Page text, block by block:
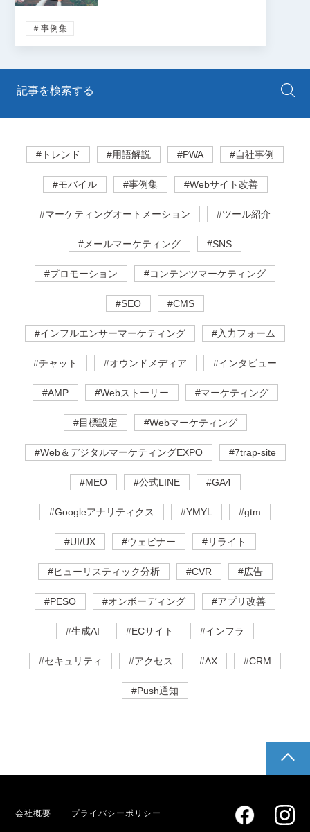
＃事例集
#トレンド #用語解説 #PWA #自社事例
#モバイル #事例集 #Webサイト改善
#マーケティングオートメーション #ツール紹介
#メールマーケティング #SNS
#プロモーション #コンテンツマーケティング
#SEO #CMS
#インフルエンサーマーケティング #入力フォーム
#チャット #オウンドメディア #インタビュー
#AMP #Webストーリー #マーケティング
#目標設定 #Webマーケティング
#Web＆デジタルマーケティングEXPO #7trap-site
#MEO #公式LINE #GA4
#Googleアナリティクス #YMYL #gtm
#UI/UX #ウェビナー #リライト
#ヒューリスティック分析 #CVR #広告
#PESO #オンボーディング #アプリ改善
#生成AI #ECサイト #インフラ
#セキュリティ #アクセス #AX #CRM
#Push通知
会社概要 プライバシーポリシー